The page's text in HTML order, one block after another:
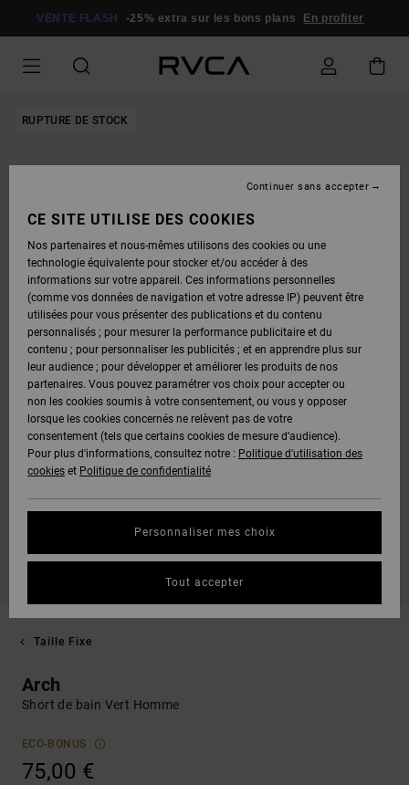
VENTE FLASH -25% extra sur les bons plans En profiter
RUPTURE DE STOCK
Taille Fixe
Arch
Short de bain Vert Homme
ECO-BONUS
75,00 €
CE SITE UTILISE DES COOKIES
Nos partenaires et nous-mêmes utilisons des cookies ou une
technologie équivalente pour stocker et/ou accéder à des
informations sur votre appareil. Ces informations personnelles
(comme vos données de navigation et votre adresse IP) peuvent être
utilisées pour vous présenter des publications et du contenu
personnalisés ; pour mesurer la performance publicitaire et du
contenu ; pour personnaliser les publicités ; et en apprendre plus sur
leur audience ; pour développer et améliorer les produits de nos
partenaires. Vous pouvez paramétrer vos choix pour accepter ou
non les cookies soumis à votre consentement, ou vous y opposer
lorsque les cookies concernés ne relèvent pas de votre
consentement (tels que certains cookies de mesure d’audience).
Pour plus d'informations, consultez notre : Politique d'utilisation des
cookies et Politique de confidentialité
Personnaliser mes choix
Continuer sans accepter
Tout accepter